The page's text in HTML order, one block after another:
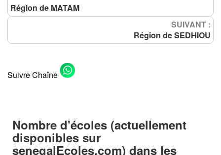
Région de MATAM
SUIVANT :
Région de SEDHIOU
Suivre Chaîne
Nombre d'écoles (actuellement
disponibles sur
senegalEcoles.com) dans les